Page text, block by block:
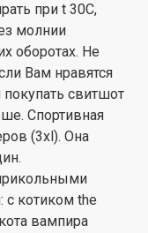
при t 30С,
молнии
оборотах. Не
Вам нравятся
свитшот
Спортивная
(3xl). Она
котиком the
вампира